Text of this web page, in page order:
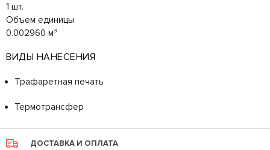
1 шт.
Объем единицы
0.002960 м³
ВИДЫ НАНЕСЕНИЯ
Трафаретная печать
Термотрансфер
ДОСТАВКА И ОПЛАТА